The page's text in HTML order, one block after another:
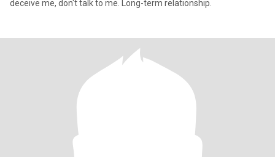
deceive me, don't talk to me. Long-term relationship.